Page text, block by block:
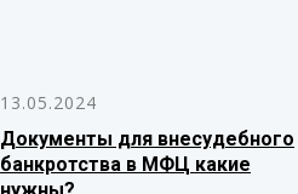
13.05.2024
Документы для внесудебного
банкротства в МФЦ какие